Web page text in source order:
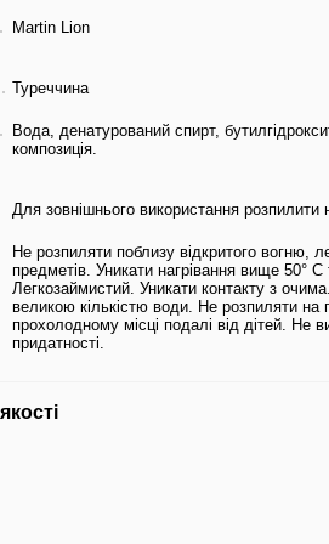
Martin Lion
Туреччина
Вода, денатурований спирт,
композиція.
Для зовнішнього використання
Не розпиляти поблизу відкритого вогню,
предметів. Уникати нагрівання вище 50°
Легкозаймистий. Уникати контакту з
великою кількістю води. Не розпиляти на
прохолодному місці подалі від дітей. Не
придатності.